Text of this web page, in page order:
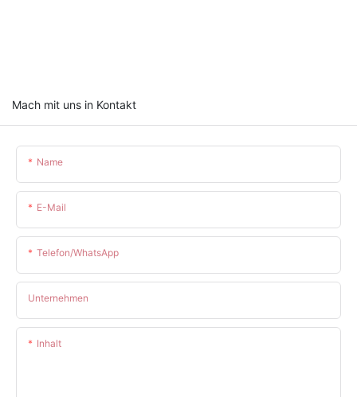
Mach mit uns in Kontakt
Name
E-Mail
Telefon/WhatsApp
Unternehmen
Inhalt